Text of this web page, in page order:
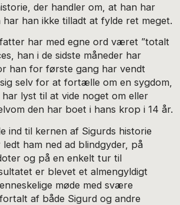
der handler om, at han har
har han ikke tilladt at fylde ret meget.
har med egne ord været ”totalt
han i de sidste måneder har
han for første gang har vendt
selv for at fortælle om en sygdom,
lyst til at vide noget om eller
den har boet i hans krop i 14 år.
ind til kernen af Sigurds historie
ledt ham ned ad blindgyder, på
og på en enkelt tur til
er blevet et almengyldigt
møde med svære
af både Sigurd og andre